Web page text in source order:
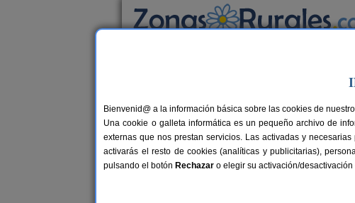
>
Casas Rurales en Bellús
Bienvenid@ a la información básica sobre las cookies de
Una cookie o galleta informática es un pequeño archivo de
externas que nos prestan servicios. Las activadas y
activarás el resto de cookies (analíticas y publicitarias),
pulsando el botón Rechazar o elegir su activación/